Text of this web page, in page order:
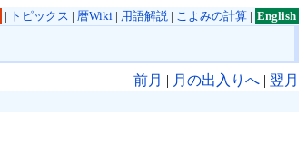
| トピックス | 暦Wiki| 用語解説| こよみの計算| English
前月 | 月の出入りへ | 翌月